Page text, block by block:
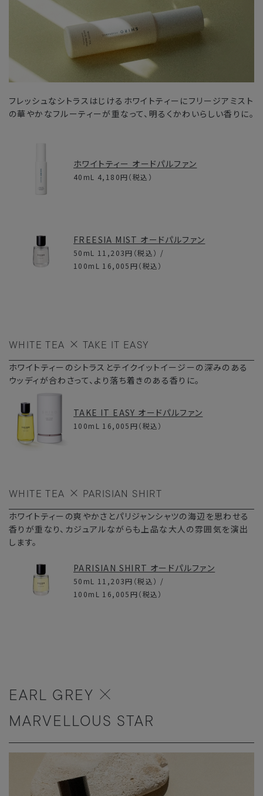
フレッシュなシトラスはじけるホワイトティーにフリージアミスト
の華やかなフルーティーが重なって、明るくかわいらしい香りに。
ホワイトティー オードパルファン
40mL 4,180円（税込）
FREESIA MIST オードパルファン
50mL 11,203円 （税込） /
100mL 16,005円（税込）
WHITE TEA TAKE IT EASY
ホワイトティーのシトラスとテイクイットイージーの深みのある
ウッディが合わさって、より落ち着きのある香りに。
TAKE IT EASY オードパルファン
100mL 16,005円（税込）
WHITE TEA PARISIAN SHIRT
ホワイトティーの爽やかさとパリジャンシャツの海辺を思わせる
香りが重なり、カジュアルながらも上品な大人の雰囲気を演出
します。
PARISIAN SHIRT オードパルファン
50mL 11,203円 （税込） /
100mL 16,005円（税込）
EARL GREY
MARVELLOUS STAR